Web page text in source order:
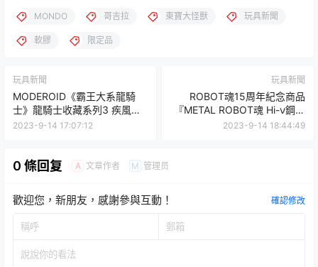
MONDO 哥吉拉 東寶大怪獸 玩具新聞
軟膠 限定品
玩具新聞
MODEROID《霸王大系龍騎
士》龍騎士收藏系列3 疾風丸
＆德林卡
2023-9-14 17:07:12
玩具新聞
ROBOT魂15周年紀念商品
『METAL ROBOT魂 Hi-ν鋼彈
阿姆羅特別配色版』結合金
2023-9-14 18:44:49
0 條回复 A 文章作者 M 管理员
歡迎您，新朋友，感謝參與互動！ 確認修改